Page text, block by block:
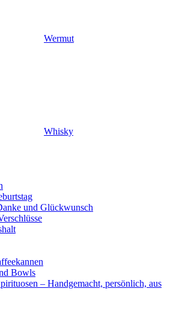
Wermut
Whisky
und Glückwunsch
Bowls
– Handgemacht, persönlich, aus